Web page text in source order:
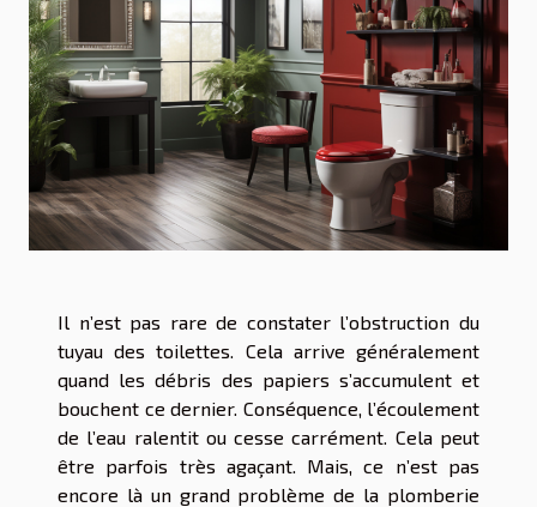
Il n’est pas rare de constater l’obstruction du
tuyau des toilettes. Cela arrive généralement
quand les débris des papiers s’accumulent et
bouchent ce dernier. Conséquence, l’écoulement
de l’eau ralentit ou cesse carrément. Cela peut
être parfois très agaçant. Mais, ce n’est pas
encore là un grand problème de la plomberie